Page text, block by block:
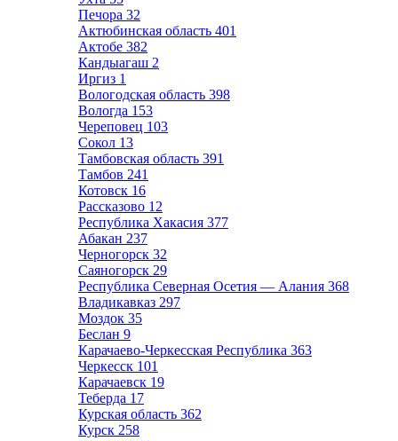
Печора 32
Актюбинская область 401
Актобе 382
Кандыагаш 2
Иргиз 1
Вологодская область 398
Вологда 153
Череповец 103
Сокол 13
Тамбовская область 391
Тамбов 241
Котовск 16
Рассказово 12
Республика Хакасия 377
Абакан 237
Черногорск 32
Саяногорск 29
Республика Северная Осетия — Алания 368
Владикавказ 297
Моздок 35
Беслан 9
Карачаево-Черкесская Республика 363
Черкесск 101
Карачаевск 19
Теберда 17
Курская область 362
Курск 258